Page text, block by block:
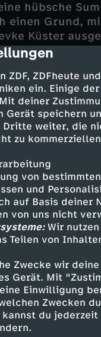
ZDF, ZDFheute
ein. Einige
deiner
Gerät speichern
weiter, die
zu
von
und
auf Basis deiner
von uns nicht
Wir nutzen
Teilen von
Zwecke wir
Gerät. Mit
Einwilligung
Zwecken
du
hübsche
einen Grund,
Küster
hätte auch
das
Brix
Brendler
Wnuk
A. Tölle
- Lisa Kreuzer
Schrumpf
Schöne